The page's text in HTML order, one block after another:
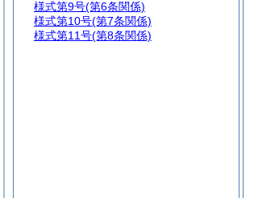
様式第9号(第6条関係)
様式第10号(第7条関係)
様式第11号(第8条関係)